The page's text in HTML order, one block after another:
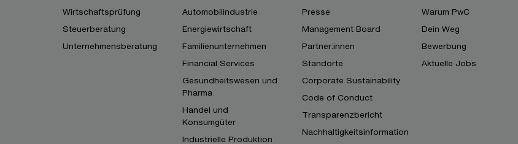
Wirtschaftsprüfung
Steuerberatung
Unternehmensberatung
Automobilindustrie
Energiewirtschaft
Familienunternehmen
Financial Services
Gesundheitswesen und
Pharma
Handel und
Konsumgüter
Industrielle Produktion
Presse
Management Board
Partner:innen
Standorte
Corporate Sustainability
Code of Conduct
Transparenzbericht
Nachhaltigkeitsinformation
Warum PwC
Dein Weg
Bewerbung
Aktuelle Jobs